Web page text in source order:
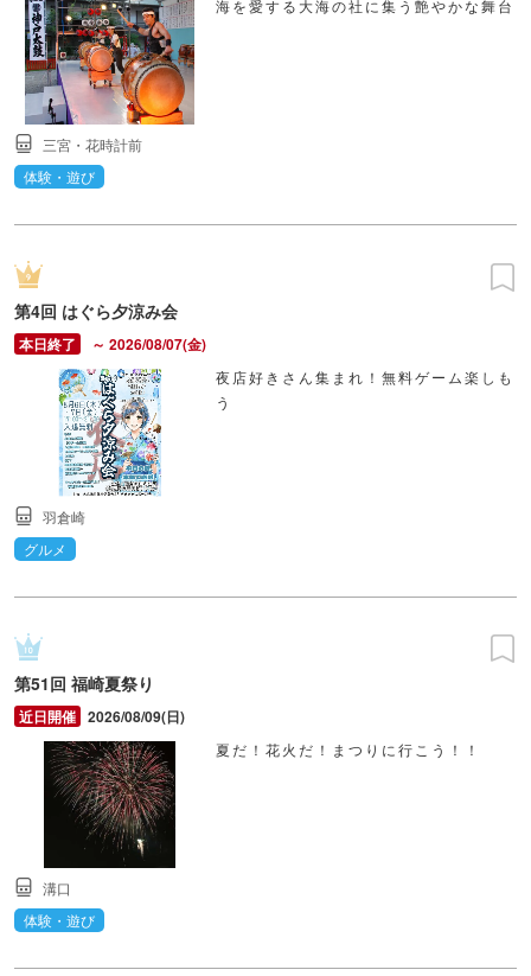
海を愛する大海の社に集う艶やかな舞台
三宮・花時計前
体験・遊び
第4回 はぐら夕涼み会
～ 2026/08/07(金)
夜店好きさん集まれ！無料ゲーム楽しも
う
羽倉崎
グルメ
第51回 福崎夏祭り
2026/08/09(日)
夏だ！花火だ！まつりに行こう！！
溝口
体験・遊び